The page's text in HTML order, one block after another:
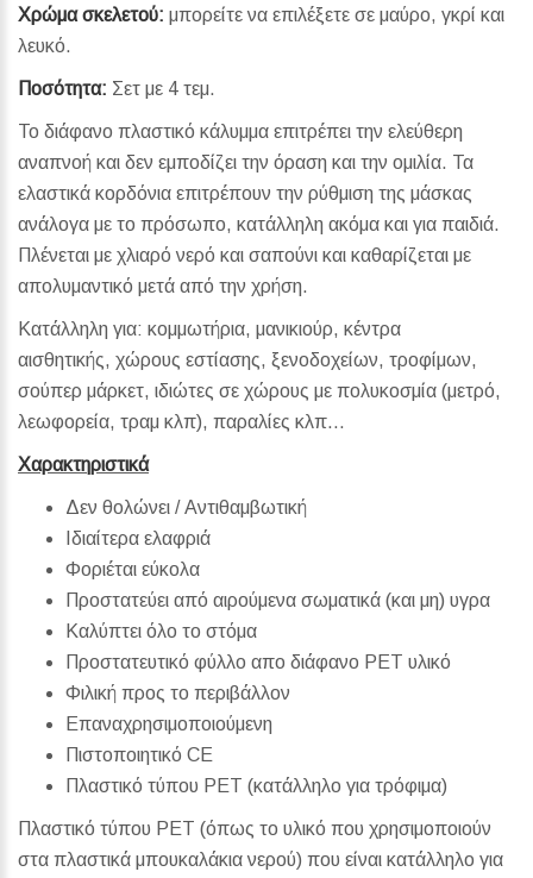
Χρώμα σκελετού: μπορείτε να επιλέξετε σε μαύρο, γκρί και
λευκό.
Ποσότητα: Σετ με 4 τεμ.
Το διάφανο πλαστικό κάλυμμα επιτρέπει την ελεύθερη
αναπνοή και δεν εμποδίζει την όραση και την ομιλία. Τα
ελαστικά κορδόνια επιτρέπουν την ρύθμιση της μάσκας
ανάλογα με το πρόσωπο, κατάλληλη ακόμα και για παιδιά.
Πλένεται με χλιαρό νερό και σαπούνι και καθαρίζεται με
απολυμαντικό μετά από την χρήση.
Κατάλληλη για: κομμωτήρια, μανικιούρ, κέντρα
αισθητικής, χώρους εστίασης, ξενοδοχείων, τροφίμων,
σούπερ μάρκετ, ιδιώτες σε χώρους με πολυκοσμία (μετρό,
λεωφορεία, τραμ κλπ), παραλίες κλπ…
Χαρακτηριστικά
Δεν θολώνει / Αντιθαμβωτική
Ιδιαίτερα ελαφριά
Φοριέται εύκολα
Προστατεύει από αιρούμενα σωματικά (και μη) υγρα
Καλύπτει όλο το στόμα
Προστατευτικό φύλλο απο διάφανο PET υλικό
Φιλική προς το περιβάλλον
Επαναχρησιμοποιούμενη
Πιστοποιητικό CE
Πλαστικό τύπου PET (κατάλληλο για τρόφιμα)
Πλαστικό τύπου PET (όπως το υλικό που χρησιμοποιούν
στα πλαστικά μπουκαλάκια νερού) που είναι κατάλληλο για